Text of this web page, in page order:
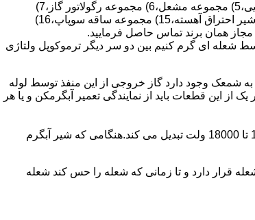
قطعات ساختمان آب گرم کن های دیواری شمعک دار عبارتند از : 1) کلاهک تعدیل،2) کلاهک تعدیل جریان دودکش،3) صفحه پشتی آبگرمکن،4) مبدل گرمایی،5) مجموعه مشعل،6) مجموعه رگولاتور گاز،7)
مجموعه رگولاتور آب،8) رویه آبگرمکن،9) صفحه پشتی آبگرمکن،10) رگولاتور آب در آبگرمکن های شمعک دار،11) بدنه،12) قاب برنجی،13) شیپوره،14) شیر احتراق آهسته،15) مجموعه ساقه سوپاپ،16)
شعله ای گرم کنیم بین دو سر دیگر ترموکوپل ولتاژی
شمعک وجود دارد گاز خروجی از این منفذ توسط لوله
این قطعات باید از نمایندگی تعمیر آبگرمکن و یا هر
برد کنترل آبگرمکن:نیروی محرکه این برد از یک آدابتور یا دو عدد باتری 1/5 ولت تامین می شود.برای ایجاد جرقه یک تراس افزاینده این 3 ولت را به 14000 تا 18000 ولت تبدیل می کند.هنگامی که شیر آبگرم
قرار دارد و تا زمانی که شعله را حس کند شعله